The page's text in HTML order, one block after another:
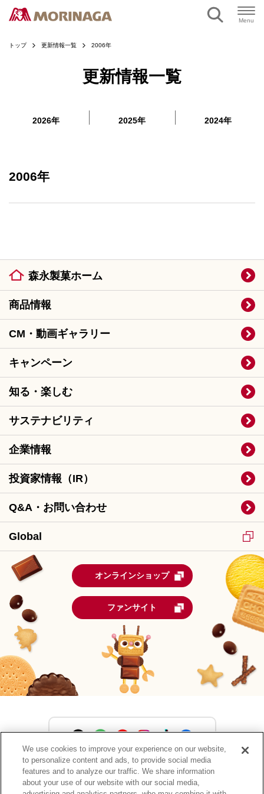
Menu
トップ 更新情報一覧 2006年
更新情報一覧
2026年 2025年 2024年
2006年
森永製菓ホーム
商品情報
CM・動画ギャラリー
キャンペーン
知る・楽しむ
サステナビリティ
企業情報
投資家情報（IR）
Q&A・お問い合わせ
Global
オンラインショップ
ファンサイト
森永製菓公式アカウント一覧
We use cookies to improve your experience on our website,
to personalize content and ads, to provide social media
features and to analyze our traffic. We share information
about your use of our website with our social media,